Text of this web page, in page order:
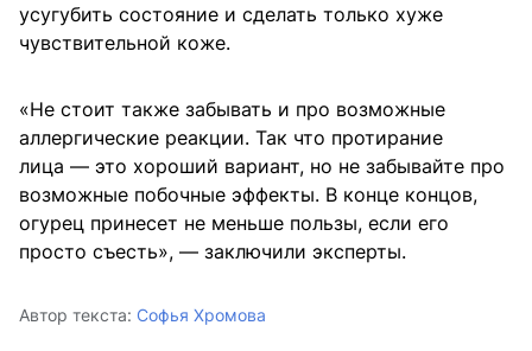
усугубить состояние и сделать только хуже
чувствительной коже.
«Не стоит также забывать и про возможные
аллергические реакции. Так что протирание
лица — это хороший вариант, но не забывайте про
возможные побочные эффекты. В конце концов,
огурец принесет не меньше пользы, если его
просто съесть», — заключили эксперты.
Автор текста: Софья Хромова